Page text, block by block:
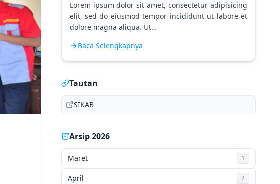
Lorem ipsum dolor sit amet, consectetur adipisicing
elit, sed do eiusmod tempor incididunt ut labore et
dolore magna aliqua. Ut…
Baca Selengkapnya
Tautan
SIKAB
Arsip 2026
Maret 1
April 2